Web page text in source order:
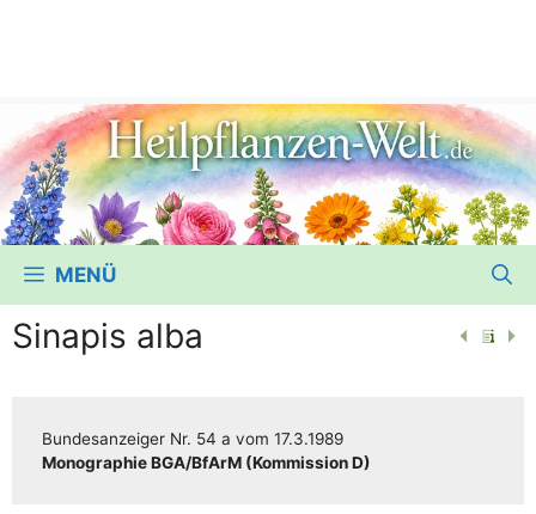
MENÜ
Sinapis alba
Bun­des­an­zei­ger Nr. 54 a vom 17.3.1989
Mono­gra­phie BGA/​​BfArM (Kom­mis­si­on D)